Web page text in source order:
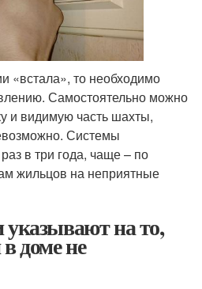
«встала», то необходимо
Самостоятельно можно
и видимую часть шахты,
Системы
в три года, чаще – по
жильцов на неприятные
на то,
доме не